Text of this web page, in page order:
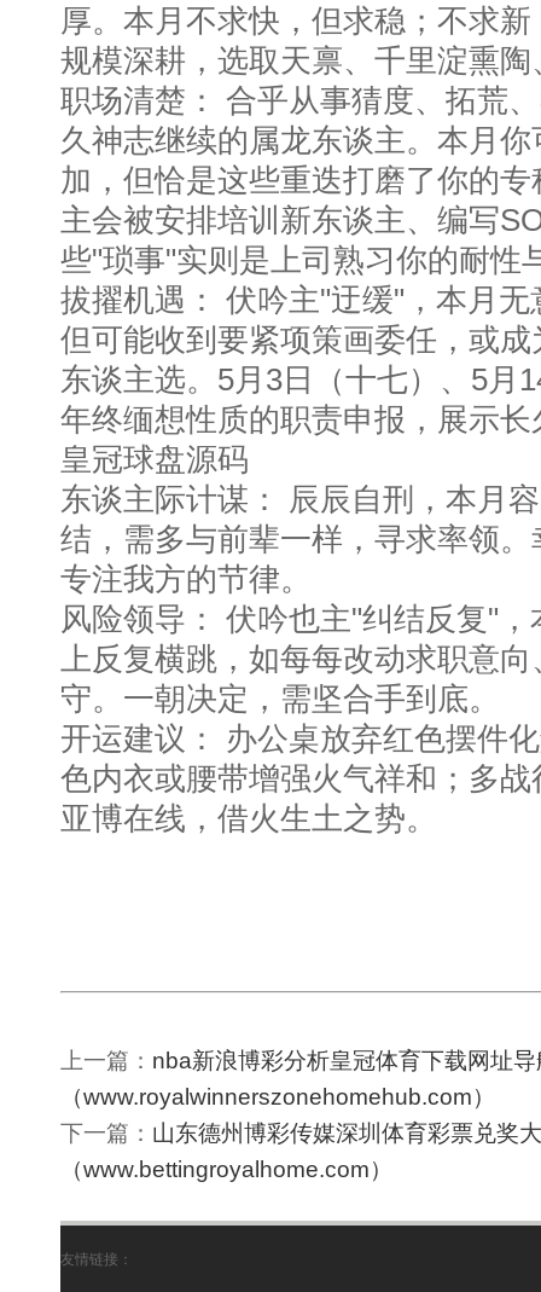
厚。本月不求快，但求稳；不求
规模深耕，选取天禀、千里淀熏
职场清楚： 合乎从事猜度、拓荒
久神志继续的属龙东谈主。本月
加，但恰是这些重迭打磨了你的
主会被安排培训新东谈主、编写
些"琐事"实则是上司熟习你的耐性
拔擢机遇： 伏吟主"迂缓"，本月
但可能收到要紧项策画委任，或
东谈主选。5月3日（十七）、5月
年终缅想性质的职责申报，展示长
皇冠球盘源码
东谈主际计谋： 辰辰自刑，本月
结，需多与前辈一样，寻求率领
专注我方的节律。
风险领导： 伏吟也主"纠结反复"
上反复横跳，如每每改动求职意
守。一朝决定，需坚合手到底。
开运建议： 办公桌放弃红色摆件
色内衣或腰带增强火气祥和；多
亚博在线，借火生土之势。
上一篇： nba新浪博彩分析皇冠体育下载网址导
（www.royalwinnerszonehomehub.com）
下一篇： 山东德州博彩传媒深圳体育彩票兑奖
（www.bettingroyalhome.com）
友情链接：